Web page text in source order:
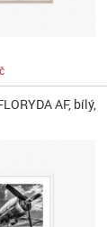
AF, bílý,